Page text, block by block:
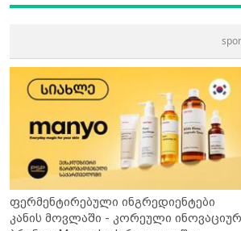
ფერმენტირებული ინგრედიენტები
კანის მოვლაში - კორეული